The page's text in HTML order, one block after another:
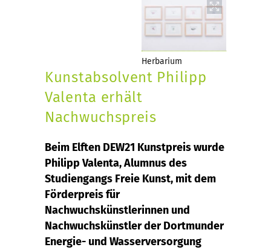
Herbarium
Kunstabsolvent Philipp
Valenta erhält
Nachwuchspreis
Beim Elften DEW21 Kunstpreis wurde
Philipp Valenta, Alumnus des
Studiengangs Freie Kunst, mit dem
Förderpreis für
Nachwuchskünstlerinnen und
Nachwuchskünstler der Dortmunder
Energie- und Wasserversorgung